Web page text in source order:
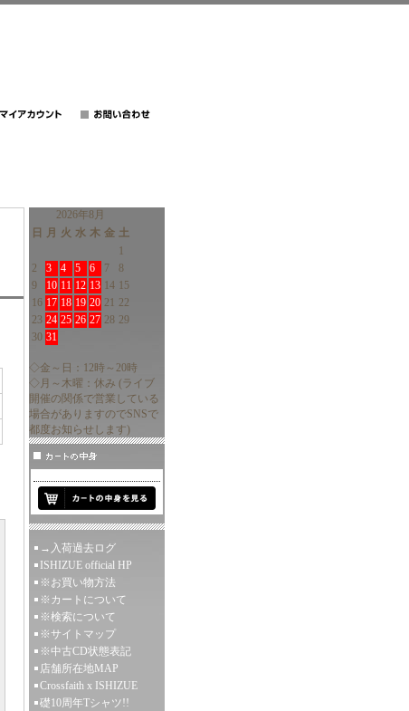
2026年8月
日
月 火 水 木 金 土
1
2
3 4 5 6 7
8
9
10 11 12 13 14 15
16 17 18 19 20 21 22
23 24 25 26 27 28 29
30 31
◇金～日：12時～20時
◇月～木曜：休み (ライブ
開催の関係で営業している
場合がありますのでSNSで
都度お知らせします)
→入荷過去ログ
ISHIZUE official HP
※お買い物方法
※カートについて
※検索について
※サイトマップ
※中古CD状態表記
店舗所在地MAP
Crossfaith x ISHIZUE
礎10周年Tシャツ!!